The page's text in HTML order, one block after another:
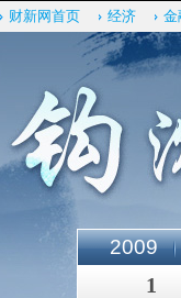
财新网首页 经济 金
2009
1